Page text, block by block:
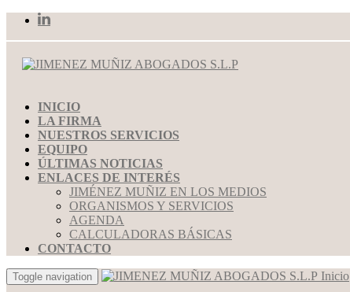
INICIO
LA FIRMA
NUESTROS SERVICIOS
EQUIPO
ÚLTIMAS NOTICIAS
ENLACES DE INTERÉS
JIMÉNEZ MUÑIZ EN LOS MEDIOS
ORGANISMOS Y SERVICIOS
AGENDA
CALCULADORAS BÁSICAS
CONTACTO
Toggle navigation Inicio